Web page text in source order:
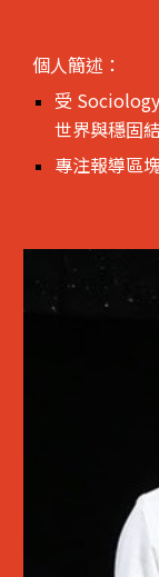
個人簡述：
受
世界與穩固
專注報導區